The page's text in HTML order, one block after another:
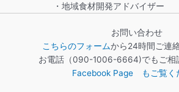
・地域食材開発アドバイザー
お問い合わせ
こちらのフォームから24時間ご連
お電話（090-1006-6664)でもご相
Facebook Page もご覧く